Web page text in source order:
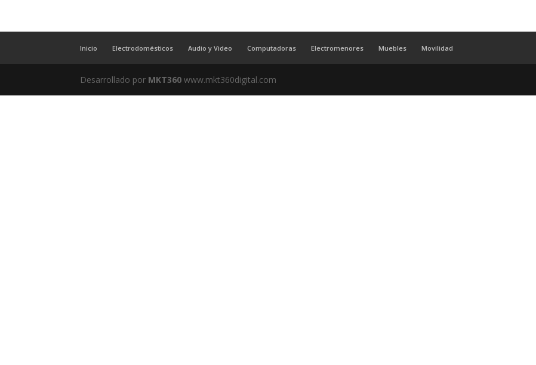
Inicio Electrodomésticos Audio y Video Computadoras Electromenores Muebles Movilidad
Desarrollado por MKT360 www.mkt360digital.com